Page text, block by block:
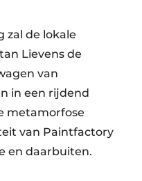
zal de lokale
Lievens de
van
in een rijdend
metamorfose
van Paintfactory
en daarbuiten.